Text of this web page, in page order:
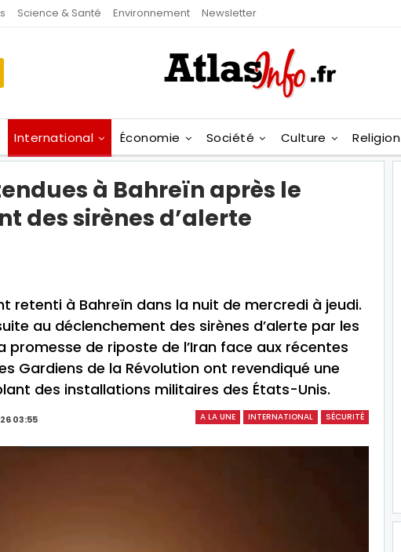
Science & Santé Environnement Newsletter
International Économie Société Culture Religion
à Bahreïn après le
des sirènes d’alerte
retenti à Bahreïn dans la nuit de mercredi à jeudi.
au déclenchement des sirènes d’alerte par les
de riposte de l’Iran face aux récentes
Gardiens de la Révolution ont revendiqué une
des installations militaires des États-Unis.
A LA UNE INTERNATIONAL SÉCURITÉ
03:55